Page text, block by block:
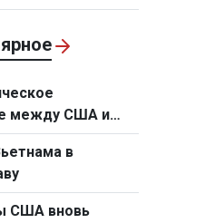
между США и
технологий
в
США вновь